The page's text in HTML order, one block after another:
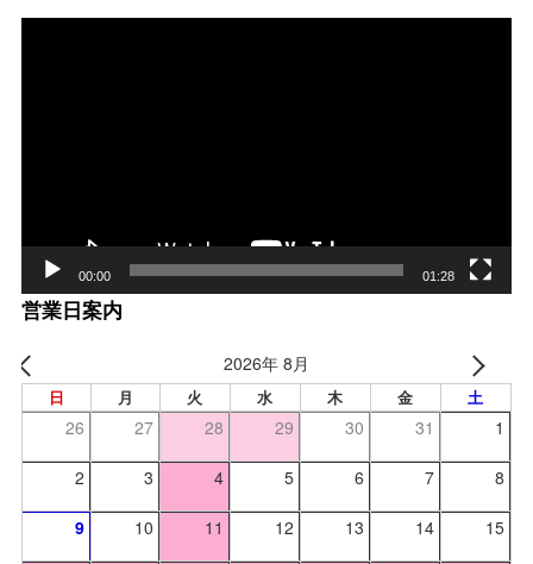
00:00 01:28
営業日案内
2026年 8月
日 月 火 水 木 金 土
26 27 28 29 30 31 1
2 3 4 5 6 7 8
9 10 11 12 13 14 15